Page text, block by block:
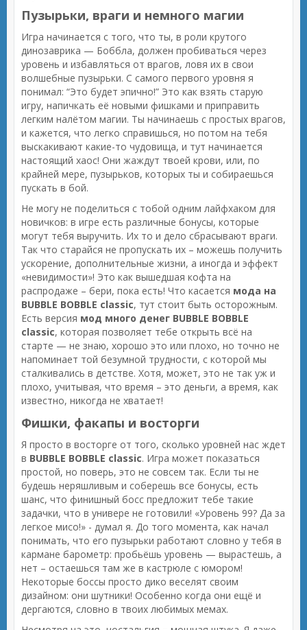
Пузырьки, враги и немного магии
Игра начинается с того, что ты, в роли крутого
динозаврика — Боббла, должен пробиваться через
уровень и избавляться от врагов, ловя их в свои
волшебные пузырьки. С самого первого уровня я
понимал: “Это будет эпично!” Это как взять старую
игру, напичкать её новыми фишками и приправить
легким налётом магии. Ты начинаешь с простых врагов,
и кажется, что легко справишься, но потом на тебя
выскакивают какие-то чудовища, и тут начинается
настоящий хаос! Они жаждут твоей крови, или, по
крайней мере, пузырьков, которых ты и собираешься
пускать в бой.
Не могу не поделиться с тобой одним лайфхаком для
новичков: в игре есть различные бонусы, которые
могут тебя выручить. Их то и дело сбрасывают враги.
Так что старайся не пропускать их – можешь получить
ускорение, дополнительные жизни, а иногда и эффект
«невидимости»! Это как вышедшая кофта на
распродаже – бери, пока есть! Что касается мода на
BUBBLE BOBBLE classic, тут стоит быть осторожным.
Есть версия мод много денег BUBBLE BOBBLE
classic, которая позволяет тебе открыть всё на
старте — не знаю, хорошо это или плохо, но точно не
напоминает той безумной трудности, с которой мы
сталкивались в детстве. Хотя, может, это не так уж и
плохо, учитывая, что время – это деньги, а время, как
известно, никогда не хватает!
Фишки, факапы и восторги
Я просто в восторге от того, сколько уровней нас ждет
в BUBBLE BOBBLE classic. Игра может показаться
простой, но поверь, это не совсем так. Если ты не
будешь неряшливым и соберешь все бонусы, есть
шанс, что финишный босс предложит тебе такие
задачки, что в универе не готовили! «Уровень 99? Да за
легкое мисо!» - думал я. До того момента, как начал
понимать, что его пузырьки работают словно у тебя в
кармане барометр: пробьёшь уровень — вырастешь, а
нет – остаешься там же в кастрюле с юмором!
Некоторые боссы просто дико веселят своим
дизайном: они шутники! Особенно когда они ещё и
дергаются, словно в твоих любимых мемах.